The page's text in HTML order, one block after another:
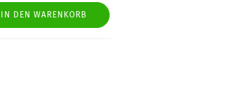
IN DEN WARENKORB